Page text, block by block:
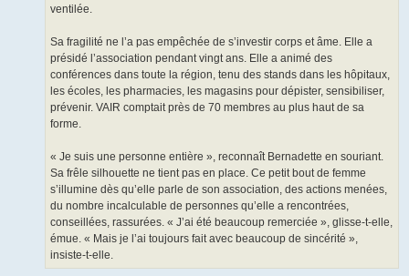
ventilée.
Sa fragilité ne l’a pas empêchée de s’investir corps et âme. Elle a
présidé l’association pendant vingt ans. Elle a animé des
conférences dans toute la région, tenu des stands dans les hôpitaux,
les écoles, les pharmacies, les magasins pour dépister, sensibiliser,
prévenir. VAIR comptait près de 70 membres au plus haut de sa
forme.
« Je suis une personne entière », reconnaît Bernadette en souriant.
Sa frêle silhouette ne tient pas en place. Ce petit bout de femme
s’illumine dès qu’elle parle de son association, des actions menées,
du nombre incalculable de personnes qu’elle a rencontrées,
conseillées, rassurées. « J’ai été beaucoup remerciée », glisse-t-elle,
émue. « Mais je l’ai toujours fait avec beaucoup de sincérité »,
insiste-t-elle.